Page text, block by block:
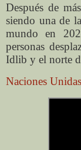
Después de
siendo una de
mundo en
personas
Idlib y el norte
Naciones Unidas